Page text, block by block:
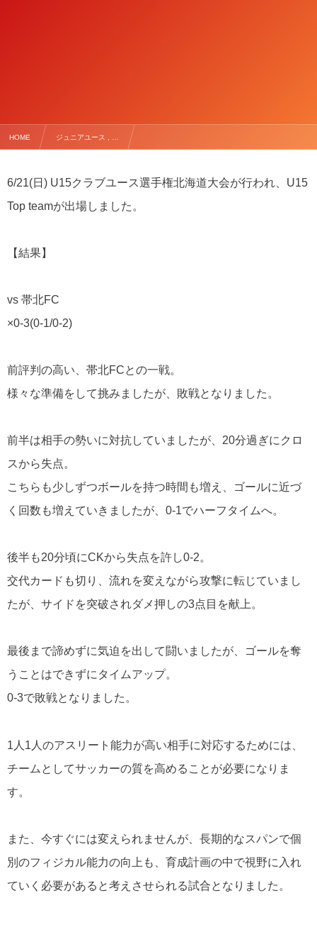
HOME ジュニアユース , …
6/21(日) U15クラブユース選手権北海道大会が行われ、U15
Top teamが出場しました。
【結果】
vs 帯北FC
×0-3(0-1/0-2)
前評判の高い、帯北FCとの一戦。
様々な準備をして挑みましたが、敗戦となりました。
前半は相手の勢いに対抗していましたが、20分過ぎにクロ
スから失点。
こちらも少しずつボールを持つ時間も増え、ゴールに近づ
く回数も増えていきましたが、0-1でハーフタイムへ。
後半も20分頃にCKから失点を許し0-2。
交代カードも切り、流れを変えながら攻撃に転じていまし
たが、サイドを突破されダメ押しの3点目を献上。
最後まで諦めずに気迫を出して闘いましたが、ゴールを奪
うことはできずにタイムアップ。
0-3で敗戦となりました。
1人1人のアスリート能力が高い相手に対応するためには、
チームとしてサッカーの質を高めることが必要になりま
す。
また、今すぐには変えられませんが、長期的なスパンで個
別のフィジカル能力の向上も、育成計画の中で視野に入れ
ていく必要があると考えさせられる試合となりました。